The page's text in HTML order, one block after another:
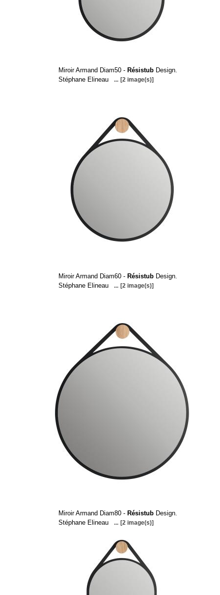
Miroir Armand Diam50 - RésistubDesign.
Stéphane Elineau
... [2 image(s)]
Miroir Armand Diam60 - RésistubDesign.
Stéphane Elineau
... [2 image(s)]
Miroir Armand Diam80 - RésistubDesign.
Stéphane Elineau
... [2 image(s)]